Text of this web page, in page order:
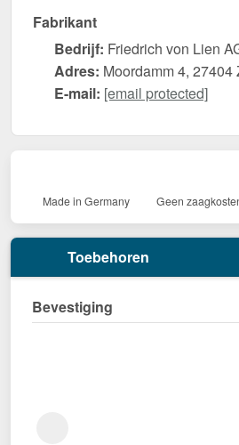
Fabrikant
Bedrijf: Friedrich von Lien
Adres: Moordamm 4,
E-mail: [email protected]
Made in Germany Geen
Toebehoren
Bevestiging